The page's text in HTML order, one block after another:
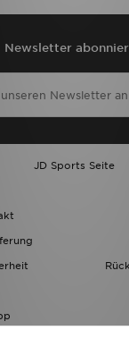
Newsletter
JD Sports Seite